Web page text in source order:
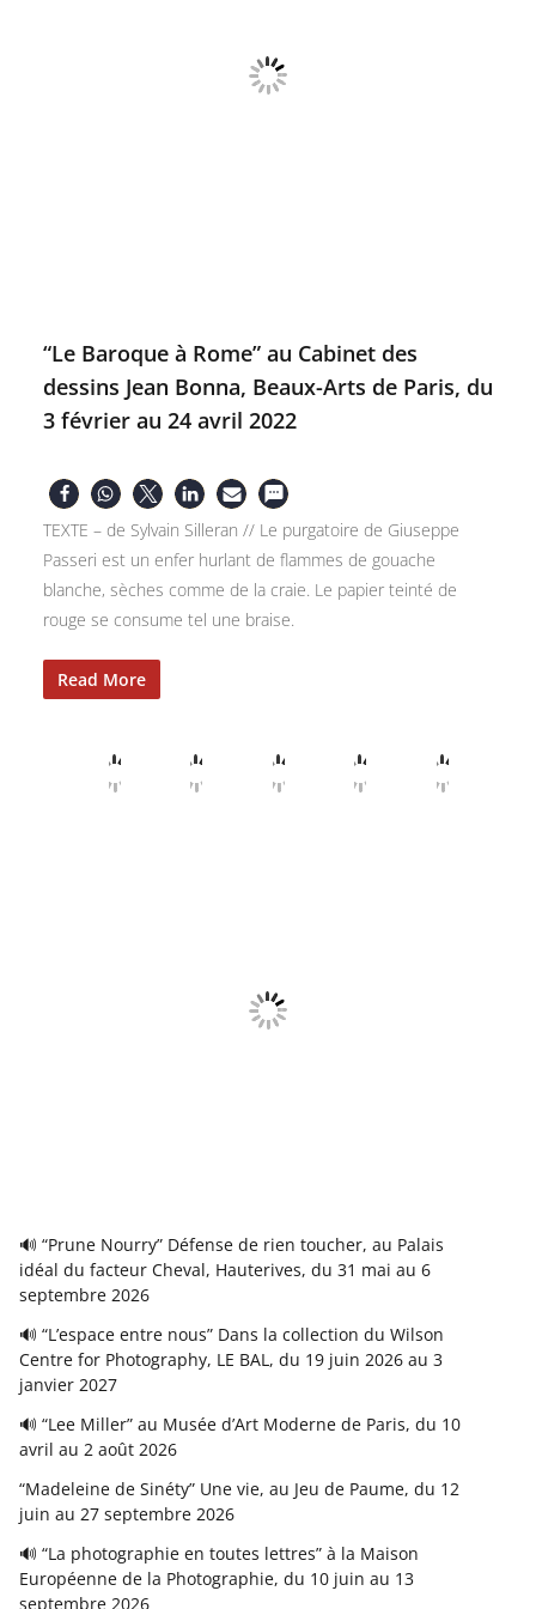
“Le Baroque à Rome” au Cabinet des
dessins Jean Bonna, Beaux-Arts de Paris, du
3 février au 24 avril 2022
TEXTE – de Sylvain Silleran // Le purgatoire de Giuseppe
Passeri est un enfer hurlant de flammes de gouache
blanche, sèches comme de la craie. Le papier teinté de
rouge se consume tel une braise.
Read More
🔊 “Prune Nourry” Défense de rien toucher, au Palais
idéal du facteur Cheval, Hauterives, du 31 mai au 6
septembre 2026
🔊 “L’espace entre nous” Dans la collection du Wilson
Centre for Photography, LE BAL, du 19 juin 2026 au 3
janvier 2027
🔊 “Lee Miller” au Musée d’Art Moderne de Paris, du 10
avril au 2 août 2026
“Madeleine de Sinéty” Une vie, au Jeu de Paume, du 12
juin au 27 septembre 2026
🔊 “La photographie en toutes lettres” à la Maison
Européenne de la Photographie, du 10 juin au 13
septembre 2026